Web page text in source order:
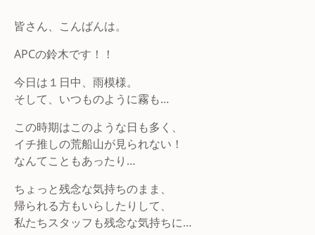
皆さん、こんばんは。
APCの鈴木です！！
今日は１日中、雨模様。
そして、いつものように霧も…
この時期はこのような日も多く、
イチ推しの荒船山が見られない！
なんてこともあったり…
ちょっと残念な気持ちのまま、
帰られる方もいらしたりして、
私たちスタッフも残念な気持ちに…